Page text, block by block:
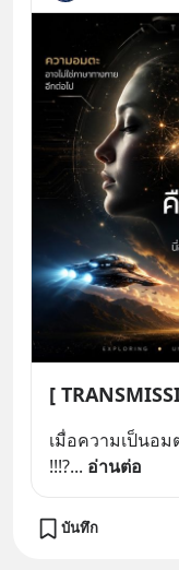
เมื่อความเป็นอ
!!!?... อ่านต่อ
บันทึก